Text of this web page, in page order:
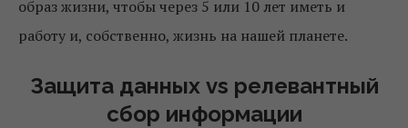
образ жизни, чтобы через 5 или 10 лет иметь и
работу и, собственно, жизнь на нашей планете.
Защита данных vs релевантный
сбор информации